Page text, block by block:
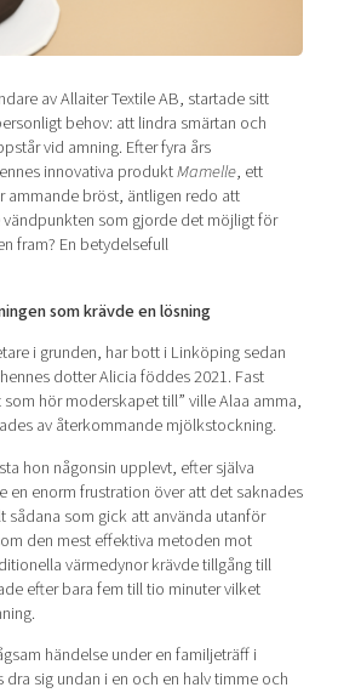
business
av Allaiter Textile AB, startade sitt
behov: att lindra smärtan och
vid amning. Efter fyra års
innovativa produktMamelle, ett
ammande bröst, äntligen redo att
vändpunkten som gjorde det möjligt för
fram? En betydelsefull
som krävde en lösning
i grunden, har bott i Linköping sedan
dotter Alicia föddes 2021. Fast
hör moderskapet till” ville Alaa amma,
av återkommande mjölkstockning.
hon någonsin upplevt, efter själva
en enorm frustration över att det saknades
sådana som gick att använda utanför
den mest effektiva metoden mot
värmedynor krävde tillgång till
efter bara fem till tio minuter vilket
händelse under en familjeträff i
dra sig undan i en och en halv timme och